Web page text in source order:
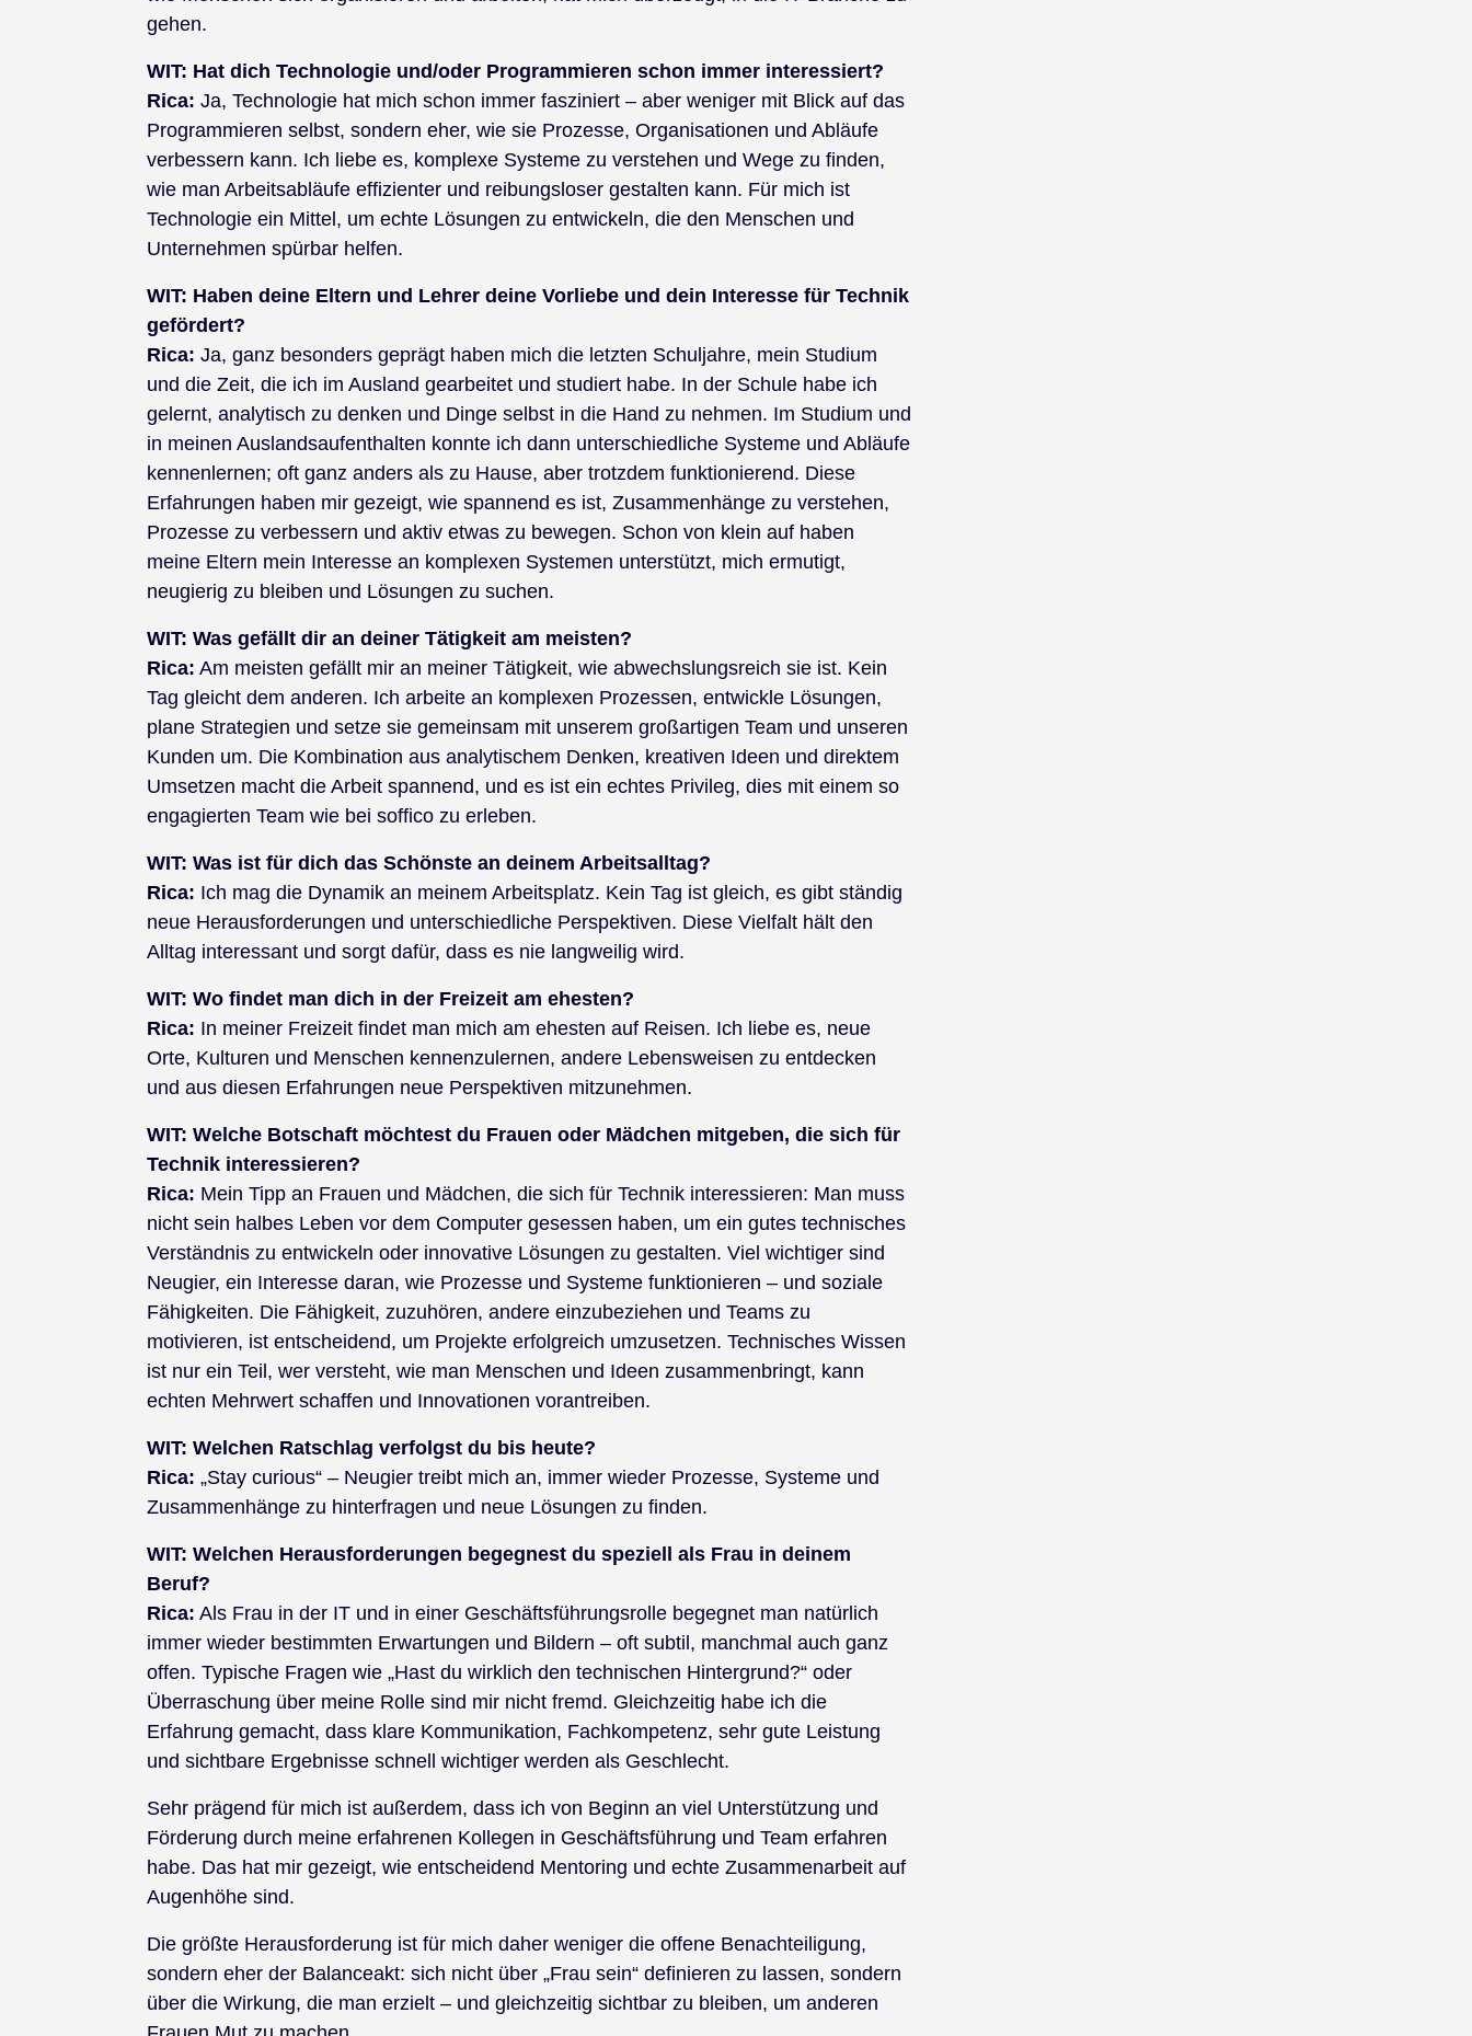
gehen.
WIT: Hat dich Technologie und/oder Programmieren schon immer interessiert?
Rica: Ja, Technologie hat mich schon immer fasziniert – aber weniger mit Blick auf das
Programmieren selbst, sondern eher, wie sie Prozesse, Organisationen und Abläufe
verbessern kann. Ich liebe es, komplexe Systeme zu verstehen und Wege zu finden,
wie man Arbeitsabläufe effizienter und reibungsloser gestalten kann. Für mich ist
Technologie ein Mittel, um echte Lösungen zu entwickeln, die den Menschen und
Unternehmen spürbar helfen.
WIT: Haben deine Eltern und Lehrer deine Vorliebe und dein Interesse für Technik
gefördert?
Rica: Ja, ganz besonders geprägt haben mich die letzten Schuljahre, mein Studium
und die Zeit, die ich im Ausland gearbeitet und studiert habe. In der Schule habe ich
gelernt, analytisch zu denken und Dinge selbst in die Hand zu nehmen. Im Studium und
in meinen Auslandsaufenthalten konnte ich dann unterschiedliche Systeme und Abläufe
kennenlernen; oft ganz anders als zu Hause, aber trotzdem funktionierend. Diese
Erfahrungen haben mir gezeigt, wie spannend es ist, Zusammenhänge zu verstehen,
Prozesse zu verbessern und aktiv etwas zu bewegen. Schon von klein auf haben
meine Eltern mein Interesse an komplexen Systemen unterstützt, mich ermutigt,
neugierig zu bleiben und Lösungen zu suchen.
WIT: Was gefällt dir an deiner Tätigkeit am meisten?
Rica: Am meisten gefällt mir an meiner Tätigkeit, wie abwechslungsreich sie ist. Kein
Tag gleicht dem anderen. Ich arbeite an komplexen Prozessen, entwickle Lösungen,
plane Strategien und setze sie gemeinsam mit unserem großartigen Team und unseren
Kunden um. Die Kombination aus analytischem Denken, kreativen Ideen und direktem
Umsetzen macht die Arbeit spannend, und es ist ein echtes Privileg, dies mit einem so
engagierten Team wie bei soffico zu erleben.
WIT: Was ist für dich das Schönste an deinem Arbeitsalltag?
Rica: Ich mag die Dynamik an meinem Arbeitsplatz. Kein Tag ist gleich, es gibt ständig
neue Herausforderungen und unterschiedliche Perspektiven. Diese Vielfalt hält den
Alltag interessant und sorgt dafür, dass es nie langweilig wird.
WIT: Wo findet man dich in der Freizeit am ehesten?
Rica: In meiner Freizeit findet man mich am ehesten auf Reisen. Ich liebe es, neue
Orte, Kulturen und Menschen kennenzulernen, andere Lebensweisen zu entdecken
und aus diesen Erfahrungen neue Perspektiven mitzunehmen.
WIT: Welche Botschaft möchtest du Frauen oder Mädchen mitgeben, die sich für
Technik interessieren?
Rica: Mein Tipp an Frauen und Mädchen, die sich für Technik interessieren: Man muss
nicht sein halbes Leben vor dem Computer gesessen haben, um ein gutes technisches
Verständnis zu entwickeln oder innovative Lösungen zu gestalten. Viel wichtiger sind
Neugier, ein Interesse daran, wie Prozesse und Systeme funktionieren – und soziale
Fähigkeiten. Die Fähigkeit, zuzuhören, andere einzubeziehen und Teams zu
motivieren, ist entscheidend, um Projekte erfolgreich umzusetzen. Technisches Wissen
ist nur ein Teil, wer versteht, wie man Menschen und Ideen zusammenbringt, kann
echten Mehrwert schaffen und Innovationen vorantreiben.
WIT: Welchen Ratschlag verfolgst du bis heute?
Rica: „Stay curious“ – Neugier treibt mich an, immer wieder Prozesse, Systeme und
Zusammenhänge zu hinterfragen und neue Lösungen zu finden.
WIT: Welchen Herausforderungen begegnest du speziell als Frau in deinem
Beruf?
Rica: Als Frau in der IT und in einer Geschäftsführungsrolle begegnet man natürlich
immer wieder bestimmten Erwartungen und Bildern – oft subtil, manchmal auch ganz
offen. Typische Fragen wie „Hast du wirklich den technischen Hintergrund?“ oder
Überraschung über meine Rolle sind mir nicht fremd. Gleichzeitig habe ich die
Erfahrung gemacht, dass klare Kommunikation, Fachkompetenz, sehr gute Leistung
und sichtbare Ergebnisse schnell wichtiger werden als Geschlecht.
Sehr prägend für mich ist außerdem, dass ich von Beginn an viel Unterstützung und
Förderung durch meine erfahrenen Kollegen in Geschäftsführung und Team erfahren
habe. Das hat mir gezeigt, wie entscheidend Mentoring und echte Zusammenarbeit auf
Augenhöhe sind.
Die größte Herausforderung ist für mich daher weniger die offene Benachteiligung,
sondern eher der Balanceakt: sich nicht über „Frau sein“ definieren zu lassen, sondern
über die Wirkung, die man erzielt – und gleichzeitig sichtbar zu bleiben, um anderen